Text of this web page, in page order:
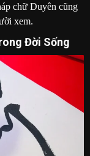
chữ Duyên cũng
xem.
Đời Sống